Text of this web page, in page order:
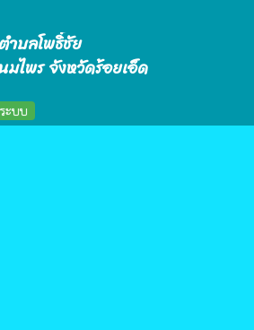
ำบลโพธิ์ชัย
มไพร จังหวัดร้อยเอ็ด
ะบบ